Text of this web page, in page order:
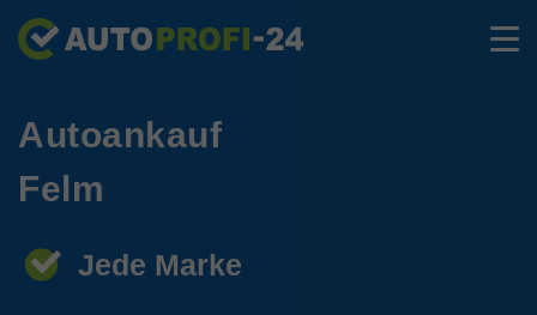
Autoankauf
Felm
Jede Marke